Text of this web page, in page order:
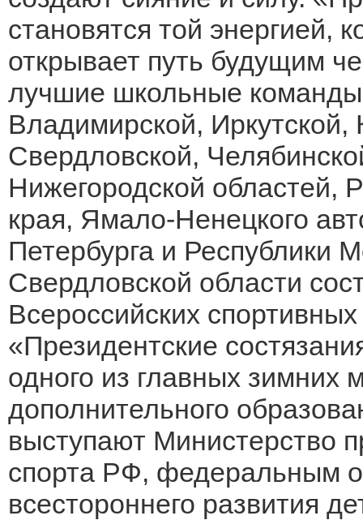
становятся той энергией,
открывает путь будущим
лучшие школьные команды
Владимирской,
Свердловской,
Нижегородской областей,
края, Ямало-Ненецкого
Петербурга и Республики
Свердловской области
Всероссийских
«Президентские
одного из главных зимних
дополнительного
выступают Министерство
спорта РФ, федеральным
всестороннего развития